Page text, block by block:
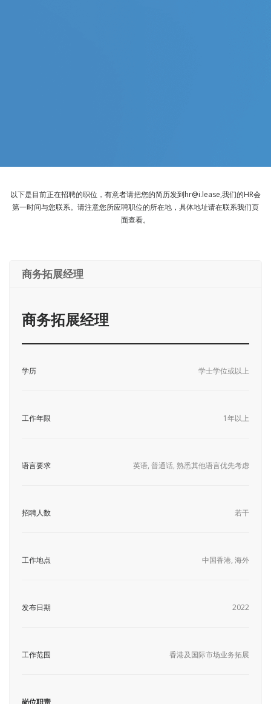
以下是目前正在招聘的职位，有意者请把您的简历发到hr@i.lease,我们的HR会
第一时间与您联系。请注意您所应聘职位的所在地，具体地址请在联系我们页
面查看。
商务拓展经理
商务拓展经理
学历 学士学位或以上
工作年限 1年以上
语言要求 英语, 普通话, 熟悉其他语言优先考虑
招聘人数 若干
工作地点 中国香港, 海外
发布日期 2022
工作范围 香港及国际市场业务拓展
岗位职责